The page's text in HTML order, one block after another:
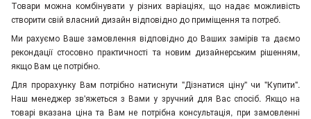
Товари можна комбінувати у різних варіаціях, що надає можливість
створити свій власний дизайн відповідно до приміщення та потреб.
Ми рахуємо Ваше замовлення відповідно до Ваших замірів та даємо
рекондації стосовно практичності та новим дизайнерським рішенням,
якщо Вам це потрібно.
Для прорахунку Вам потрібно натиснути "Дізнатися ціну" чи "Купити".
Наш менеджер зв'яжеться з Вами у зручний для Вас спосіб. Якщо на
товарі вказана ціна та Вам не потрібна консультація, при замовленні